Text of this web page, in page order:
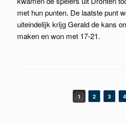
met hun punten. De laatste punt
uiteindelijk krijg Gerald de kans
maken en won met 17-21.
1 2 3 4